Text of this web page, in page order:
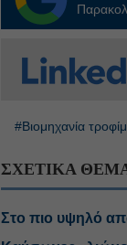
#Βιομηχανία
ΣΧΕΤΙΚΑ
Στο πιο υψηλό